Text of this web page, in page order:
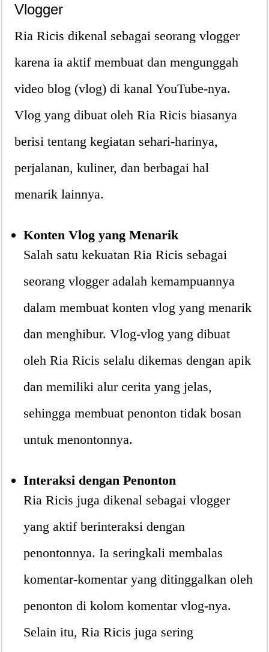
Vlogger
Ria Ricis dikenal sebagai seorang vlogger
karena ia aktif membuat dan mengunggah
video blog (vlog) di kanal YouTube-nya.
Vlog yang dibuat oleh Ria Ricis biasanya
berisi tentang kegiatan sehari-harinya,
perjalanan, kuliner, dan berbagai hal
menarik lainnya.
Konten Vlog yang Menarik
Salah satu kekuatan Ria Ricis sebagai
seorang vlogger adalah kemampuannya
dalam membuat konten vlog yang menarik
dan menghibur. Vlog-vlog yang dibuat
oleh Ria Ricis selalu dikemas dengan apik
dan memiliki alur cerita yang jelas,
sehingga membuat penonton tidak bosan
untuk menontonnya.
Interaksi dengan Penonton
Ria Ricis juga dikenal sebagai vlogger
yang aktif berinteraksi dengan
penontonnya. Ia seringkali membalas
komentar-komentar yang ditinggalkan oleh
penonton di kolom komentar vlog-nya.
Selain itu, Ria Ricis juga sering